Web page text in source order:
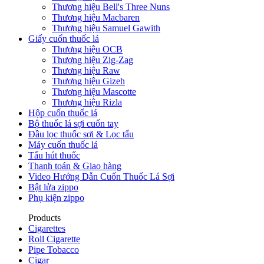
Thương hiệu Bell's Three Nuns
Thương hiệu Macbaren
Thương hiệu Samuel Gawith
Giấy cuốn thuốc lá
Thương hiệu OCB
Thương hiệu Zig-Zag
Thương hiệu Raw
Thương hiệu Gizeh
Thương hiệu Mascotte
Thương hiệu Rizla
Hộp cuốn thuốc lá
Bộ thuốc lá sợi cuốn tay
Đầu lọc thuốc sợi & Lọc tẩu
Máy cuốn thuốc lá
Tẩu hút thuốc
Thanh toán & Giao hàng
Video Hướng Dẫn Cuốn Thuốc Lá Sợi
Bật lửa zippo
Phụ kiện zippo
Products
Cigarettes
Roll Cigarette
Pipe Tobacco
Cigar